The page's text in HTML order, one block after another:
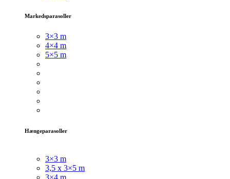
Markedsparasoller
3×3 m
4×4 m
5×5 m
Hængeparasoller
3×3 m
3,5 x 3×5 m
3×4 m